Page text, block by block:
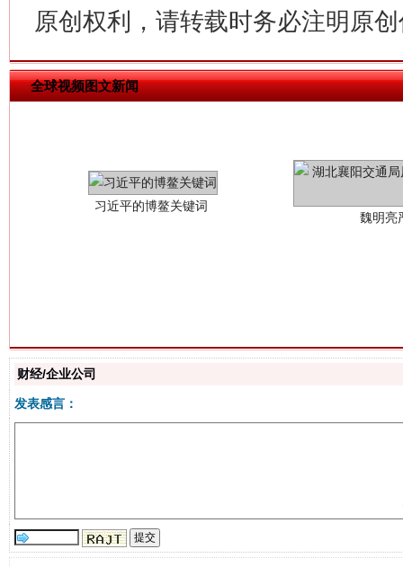
原创权利，请转载时务必注明原
全球视频图文新闻
习近平的博鳌关键词
“刷贴”乱象丛生
财经/企业公司
发表感言：